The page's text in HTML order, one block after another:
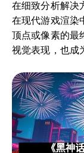
在细致分析解决
在现代游戏渲染
顶点或像素的最
视觉表现，也成